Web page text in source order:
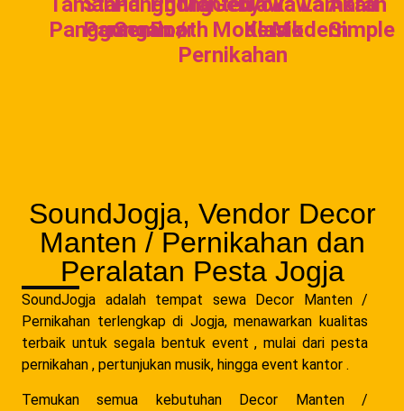
Panggung
Pameran
Seminar
Booth
/
Pernikahan
Modern
Klasik
ModernSimple
SoundJogja, Vendor Decor
Manten / Pernikahan dan
Peralatan Pesta Jogja
SoundJogja adalah tempat sewa Decor Manten /
Pernikahan terlengkap di Jogja, menawarkan kualitas
terbaik untuk segala bentuk event , mulai dari pesta
pernikahan , pertunjukan musik, hingga event kantor .
Temukan semua kebutuhan Decor Manten /